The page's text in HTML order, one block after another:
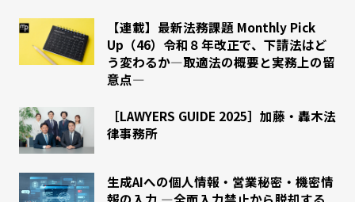
【連載】最新法務課題 Monthly Pick
Up（46）令和８年改正で、下請法はど
う変わるか―取適法の概要と実務上の留
意点―
［LAWYERS GUIDE 2025］加藤・轟木法
律事務所
生成AIへの個人情報・営業秘密・機密情